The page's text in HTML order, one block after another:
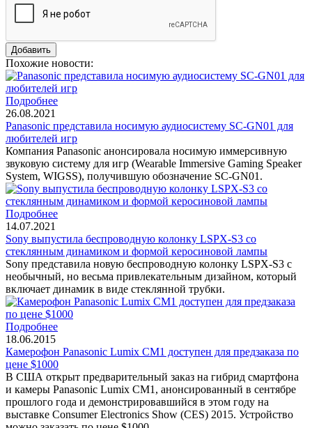
Похожие новости:
Подробнее
26.08.2021
Panasonic представила носимую аудиосистему SC-GN01 для
любителей игр
Компания Panasonic анонсировала носимую иммерсивную
звуковую систему для игр (Wearable Immersive Gaming Speaker
System, WIGSS), получившую обозначение SC-GN01.
Подробнее
14.07.2021
Sony выпустила беспроводную колонку LSPX-S3 со
стеклянным динамиком и формой керосиновой лампы
Sony представила новую беспроводную колонку LSPX-S3 с
необычный, но весьма привлекательным дизайном, который
включает динамик в виде стеклянной трубки.
Подробнее
18.06.2015
Камерофон Panasonic Lumix CM1 доступен для предзаказа по
цене $1000
В США открыт предварительный заказ на гибрид смартфона
и камеры Panasonic Lumix CM1, анонсированный в сентябре
прошлого года и демонстрировавшийся в этом году на
выставке Consumer Electronics Show (CES) 2015. Устройство